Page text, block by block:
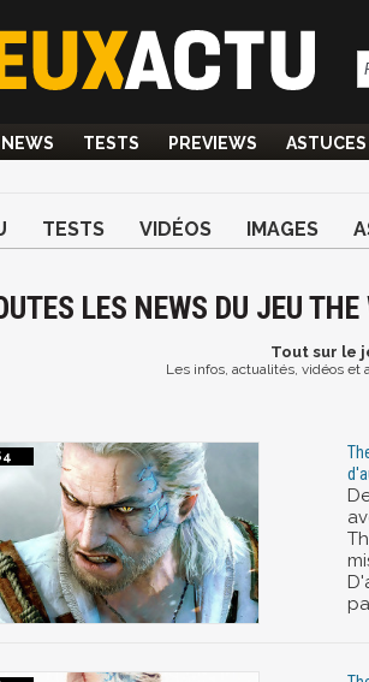
NEWS TESTS PREVIEWS ASTUCES
TESTS VIDÉOS IMAGES
LES NEWS DU JEU
Toutsur le
Les infos, actualités, vidéos et